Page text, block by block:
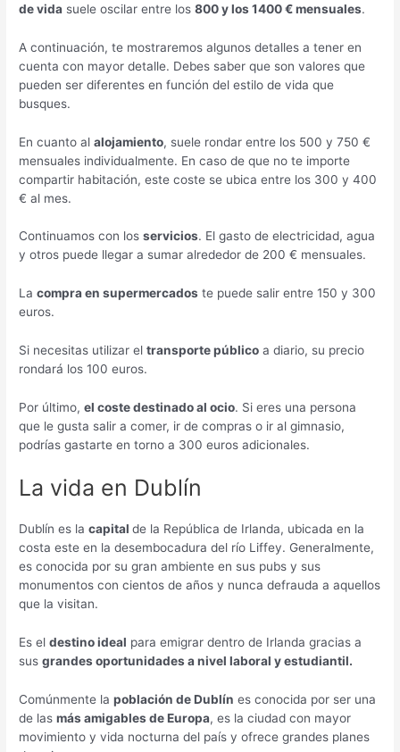
de vida suele oscilar entre los800 y los 1400 € mensuales.
A continuación, te mostraremos algunos detalles a tener en
cuenta con mayor detalle. Debes saber que son valores que
pueden ser diferentes en función del estilo de vida que
busques.
En cuanto alalojamiento, suele rondar entre los 500 y 750 €
mensuales individualmente. En caso de que no te importe
compartir habitación, este coste se ubica entre los 300 y 400
€ al mes.
Continuamos con losservicios. El gasto de electricidad, agua
y otros puede llegar a sumar alrededor de 200 € mensuales.
Lacompra en supermercados te puede salir entre 150 y 300
euros.
Si necesitas utilizar eltransporte público a diario, su precio
rondará los 100 euros.
Por último,el coste destinado al ocio. Si eres una persona
que le gusta salir a comer, ir de compras o ir al gimnasio,
podrías gastarte en torno a 300 euros adicionales.
La vida en Dublín
Dublín es lacapitalde la República de Irlanda, ubicada en la
costa este en la desembocadura del río Liffey. Generalmente,
es conocida por su gran ambiente en sus pubs y sus
monumentos con cientos de años y nunca defrauda a aquellos
que la visitan.
Es eldestino ideal para emigrar dentro de Irlanda gracias a
susgrandes oportunidades a nivel laboral y estudiantil.
Comúnmente lapoblación de Dublín es conocida por ser una
de lasmás amigables de Europa, es la ciudad con mayor
movimiento y vida nocturna del país y ofrece grandes planes